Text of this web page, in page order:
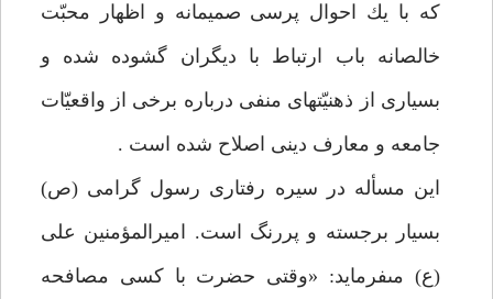
كه با يك احوال پرسى صميمانه و اظهار محبّت
خالصانه باب ارتباط با ديگران گشوده شده و
بسيارى از ذهنيّت‏هاى منفى درباره برخى از واقعيّات
جامعه و معارف دينى اصلاح شده است .
اين مسأله در سيره رفتارى رسول گرامى (ص)
بسيار برجسته و پررنگ است. اميرالمؤمنين على
(ع) مى‏فرمايد: «وقتى حضرت با كسى مصافحه